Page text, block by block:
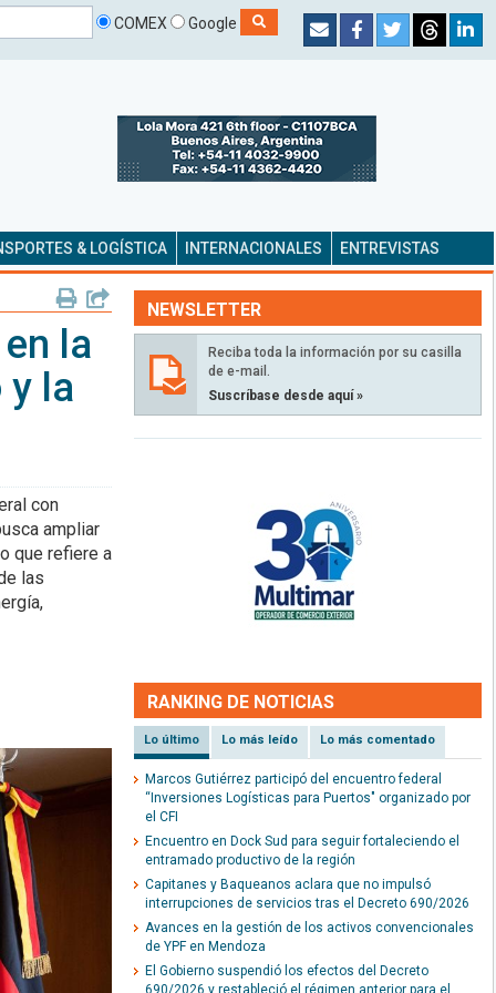
COMEX Google
& LOGÍSTICA INTERNACIONALES ENTREVISTAS
la
y la
con
ampliar
que refiere a
las
NEWSLETTER
Reciba toda la información por su casilla
de e-mail.
Suscríbase desde aquí »
RANKING DE NOTICIAS
Lo último Lo más leído Lo más comentado
Marcos Gutiérrez participó del encuentro federal
“Inversiones Logísticas para Puertos" organizado por
el CFI
Encuentro en Dock Sud para seguir fortaleciendo el
entramado productivo de la región
Capitanes y Baqueanos aclara que no impulsó
interrupciones de servicios tras el Decreto 690/2026
Avances en la gestión de los activos convencionales
de YPF en Mendoza
El Gobierno suspendió los efectos del Decreto
690/2026 y restableció el régimen anterior para el